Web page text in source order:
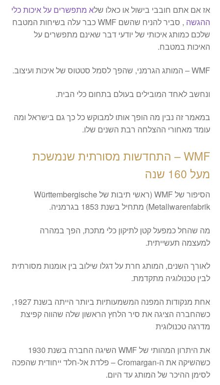
אז אם אתם חובבי בישול או כאלו שלא מתפשרים על איכות כלי
ההגשה
, סביר להניח שהשם WMF כבר עלה בשיחות המטבח
שלכם כמותג איכותי של יודעי דבר שאינם מתפשרים על
האיכות במטבח.
WMF – המותג הגרמני, שהפך לסמל סטטוס של איכות ועיצוב.
ונחשב לאחד המובילים בעולם בתחום כלי הבית.
במאמר זה נבין מה הופך אותו למבוקש כל כך גם בישראל ומה
עומד מאחורי ההצלחה רבת השנים שלו.
WMF – התחדשות מסורתית שנמשכת
מעל 160 שנה
​הסיפור של WMF (ראשי תיבות של Württembergische
Metallwarenfabrik) מתחיל בשנת 1853 בגרמניה.
מה שהחל כמפעל קטן לתיקון כלי מתכת, הפך במהרה
למעצמה תעשייתית.
לאורך השנים, המותג חרת על דגלו שילוב בין אומנות מסורתית
לבין טכנולוגיה מתקדמת.
​אחת מנקודות המפנה המשמעותיות ביותר הייתה בשנת 1927,
כשהחברה הציגה את סיר הלחץ הראשון שלה שהווה קפיצת
מדרגה טכנולוגית
את היתרון המהותי של WMF השיגה החברה בשנת 1930
כשהשיקה את ה-Cromargan – פלדת אל-חלד ייחודית שהפכה
לסימן ההיכר של המותג עד היום.